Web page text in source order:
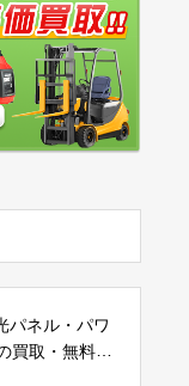
パネル・パワ
買取・無料で
す(^^♪